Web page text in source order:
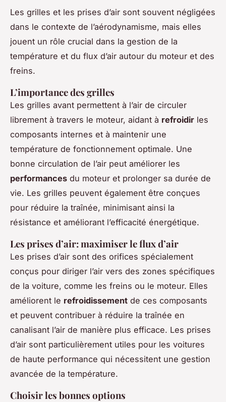
Les grilles et les prises d’air sont souvent négligées
dans le contexte de l’aérodynamisme, mais elles
jouent un rôle crucial dans la gestion de la
température et du flux d’air autour du moteur et des
freins.
L’importance des grilles
Les grilles avant permettent à l’air de circuler
librement à travers le moteur, aidant à refroidir les
composants internes et à maintenir une
température de fonctionnement optimale. Une
bonne circulation de l’air peut améliorer les
performances du moteur et prolonger sa durée de
vie. Les grilles peuvent également être conçues
pour réduire la traînée, minimisant ainsi la
résistance et améliorant l’efficacité énergétique.
Les prises d’air: maximiser le flux d’air
Les prises d’air sont des orifices spécialement
conçus pour diriger l’air vers des zones spécifiques
de la voiture, comme les freins ou le moteur. Elles
améliorent le refroidissement de ces composants
et peuvent contribuer à réduire la traînée en
canalisant l’air de manière plus efficace. Les prises
d’air sont particulièrement utiles pour les voitures
de haute performance qui nécessitent une gestion
avancée de la température.
Choisir les bonnes options